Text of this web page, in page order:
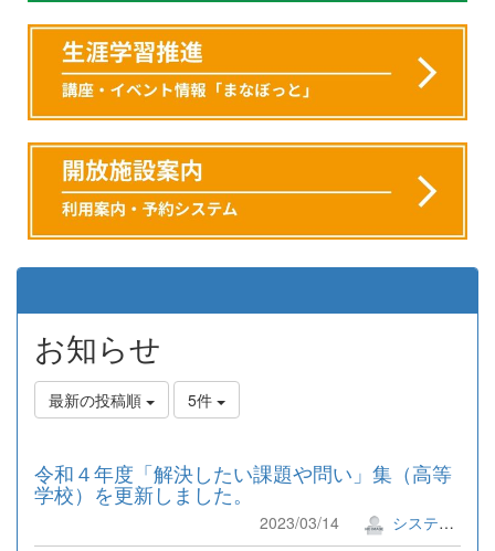
お知らせ
最新の投稿順 5件
令和４年度「解決したい課題や問い」集（高等
学校）を更新しました。
2023/03/14 システム管理者